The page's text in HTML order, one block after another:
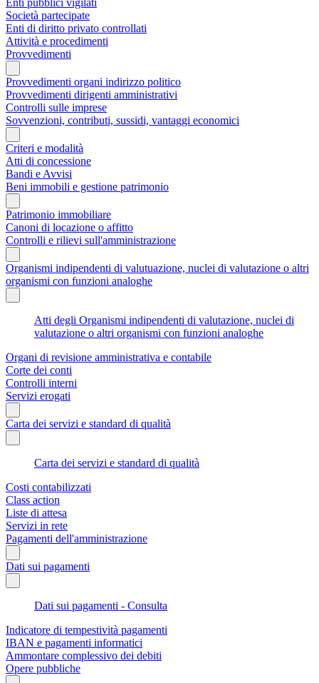
Società partecipate
Enti di diritto privato controllati
Attività e procedimenti
Provvedimenti
Provvedimenti organi indirizzo politico
Provvedimenti dirigenti amministrativi
Controlli sulle imprese
Sovvenzioni, contributi, sussidi, vantaggi economici
Criteri e modalità
Atti di concessione
Bandi e Avvisi
Beni immobili e gestione patrimonio
Patrimonio immobiliare
Canoni di locazione o affitto
Controlli e rilievi sull'amministrazione
Organismi indipendenti di valutuazione, nuclei di valutazione o altri
organismi con funzioni analoghe
Atti degli Organismi indipendenti di valutazione, nuclei di
valutazione o altri organismi con funzioni analoghe
Organi di revisione amministrativa e contabile
Corte dei conti
Controlli interni
Servizi erogati
Carta dei servizi e standard di qualità
Carta dei servizi e standard di qualità
Costi contabilizzati
Class action
Liste di attesa
Servizi in rete
Pagamenti dell'amministrazione
Dati sui pagamenti
Dati sui pagamenti - Consulta
Indicatore di tempestività pagamenti
IBAN e pagamenti informatici
Ammontare complessivo dei debiti
Opere pubbliche